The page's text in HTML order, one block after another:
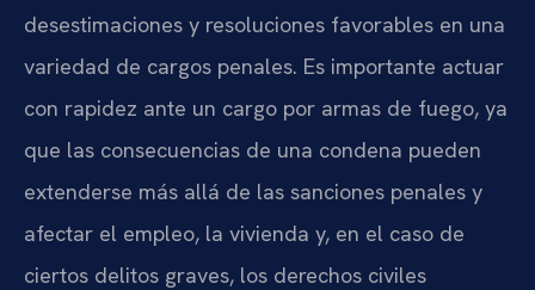
desestimaciones y resoluciones favorables en una
variedad de cargos penales. Es importante actuar
con rapidez ante un cargo por armas de fuego, ya
que las consecuencias de una condena pueden
extenderse más allá de las sanciones penales y
afectar el empleo, la vivienda y, en el caso de
ciertos delitos graves, los derechos civiles